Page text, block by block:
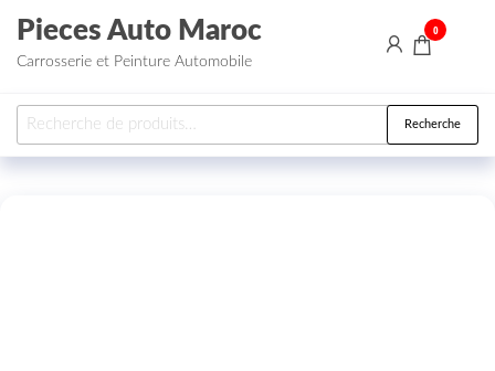
Aller au contenu
Pieces Auto Maroc
Carrosserie et Peinture Automobile
0
Recherche pour : Recherche